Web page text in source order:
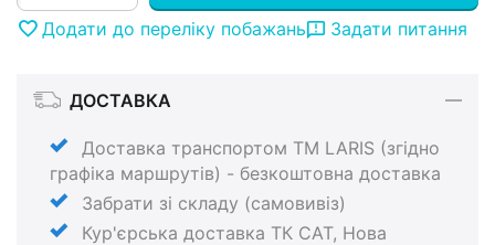
Додати до переліку побажань Задати питання
ДОСТАВКА
Доставка транспортом ТМ LARIS (згідно
графіка маршрутів) - безкоштовна доставка
Забрати зі складу (самовивіз)
Кур'єрська доставка ТК САТ, Нова